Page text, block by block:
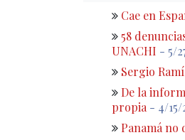
Cae en
58
UNACHI - 5/
Sergio
De la
propia - 4/15/
Panamá no